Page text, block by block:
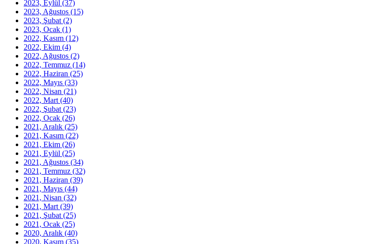
2023, Eylül (37)
2023, Ağustos (15)
2023, Şubat (2)
2023, Ocak (1)
2022, Kasım (12)
2022, Ekim (4)
2022, Ağustos (2)
2022, Temmuz (14)
2022, Haziran (25)
2022, Mayıs (33)
2022, Nisan (21)
2022, Mart (40)
2022, Şubat (23)
2022, Ocak (26)
2021, Aralık (25)
2021, Kasım (22)
2021, Ekim (26)
2021, Eylül (25)
2021, Ağustos (34)
2021, Temmuz (32)
2021, Haziran (39)
2021, Mayıs (44)
2021, Nisan (32)
2021, Mart (39)
2021, Şubat (25)
2021, Ocak (25)
2020, Aralık (40)
2020, Kasım (35)